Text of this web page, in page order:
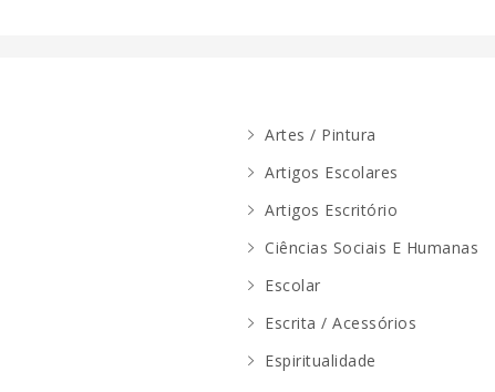
Artes / Pintura
Artigos Escolares
Artigos Escritório
Ciências Sociais E Humanas
Escolar
Escrita / Acessórios
Espiritualidade